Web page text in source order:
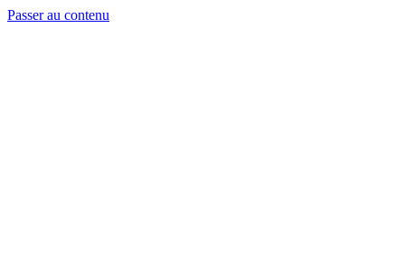
Passer au contenu